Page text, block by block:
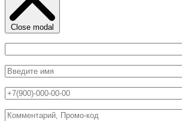
Close modal